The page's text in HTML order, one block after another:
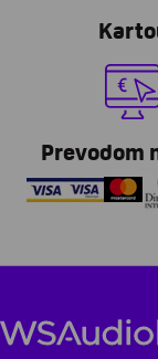
Prevodom